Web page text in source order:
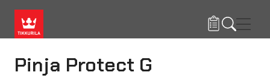
Pinja Protect G